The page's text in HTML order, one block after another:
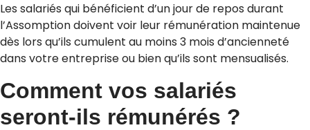
Les salariés qui bénéficient d’un jour de repos durant
l’Assomption doivent voir leur rémunération maintenue
dès lors qu’ils cumulent au moins 3 mois d’ancienneté
dans votre entreprise ou bien qu’ils sont mensualisés.
Comment vos salariés
seront-ils rémunérés ?